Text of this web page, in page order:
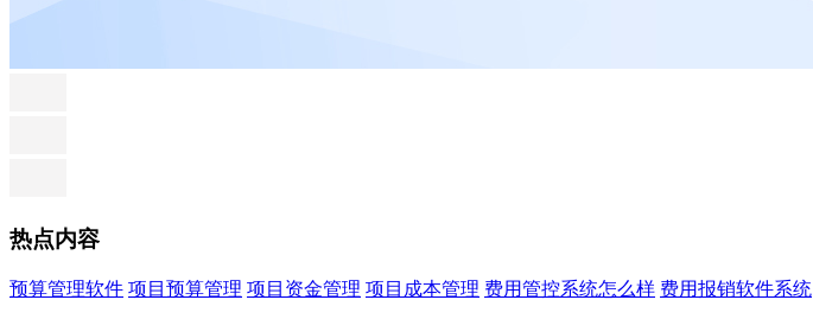
热点内容
预算管理软件 项目预算管理 项目资金管理 项目成本管理 费用管控系统怎么样 费用报销软件系统